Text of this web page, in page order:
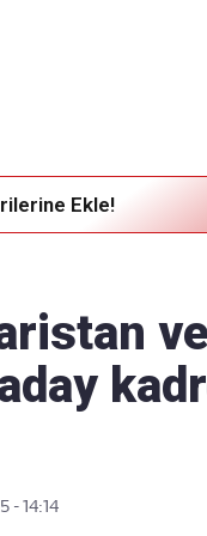
Ekle!
ve
- 14:14